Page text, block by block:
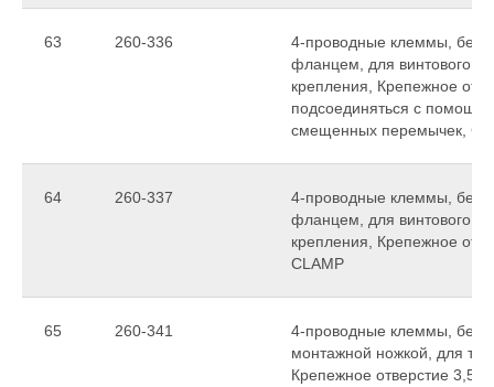
63 260-336
4-проводные клеммы, без
фланцем, для винтового
крепления, Крепежное
подсоединяться с
смещенных перемычек,
64 260-337
4-проводные клеммы, без
фланцем, для винтового
крепления, Крепежное
CLAMP
65 260-341
4-проводные клеммы, без
монтажной ножкой, для
Крепежное отверстие 3,5